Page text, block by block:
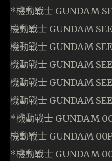
*機動戰士 GUNDAM
機動戰士 GUNDAM
機動戰士 GUNDAM
機動戰士 GUNDAM
機動戰士 GUNDAM
機動戰士 GUNDAM
*機動戰士 GUNDAM
機動戰士 GUNDAM
*機動戰士 GUNDAM